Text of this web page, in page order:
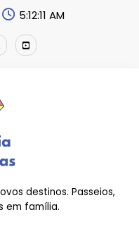
5:12:12 AM
destinos. Passeios,
em família.